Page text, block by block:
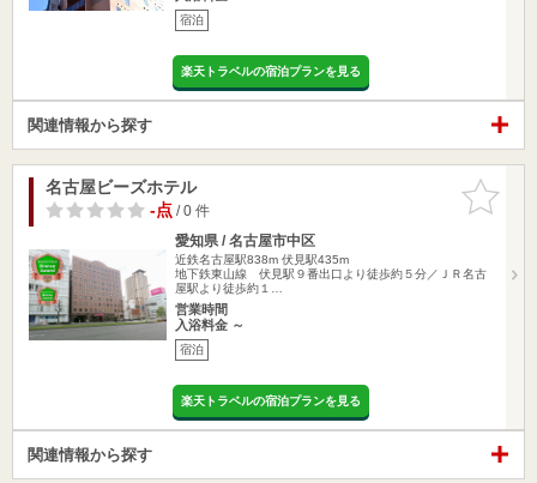
宿泊
楽天トラベルの宿泊プランを見る
関連情報から探す
お気に入
りに追加
名古屋ビーズホテル
-点/ 0 件
愛知県 / 名古屋市中区
近鉄名古屋駅838m 伏見駅435m
地下鉄東山線 伏見駅９番出口より徒歩約５分／ＪＲ名古
屋駅より徒歩約１…
営業時間
入浴料金 ～
宿泊
楽天トラベルの宿泊プランを見る
関連情報から探す